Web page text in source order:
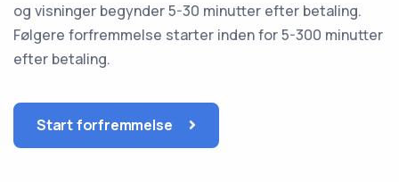
og visninger begynder 5-30 minutter efter betaling.
Følgere forfremmelse starter inden for 5-300 minutter
efter betaling.
Start forfremmelse